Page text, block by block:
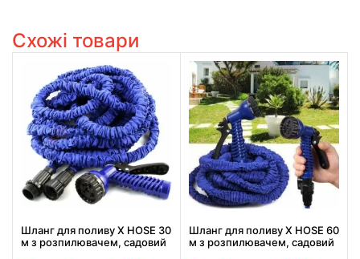
Схожі товари
Шланг для поливу X HOSE 30
м з розпилювачем, садовий
Шланг для поливу X HOSE 60
м з розпилювачем, садовий